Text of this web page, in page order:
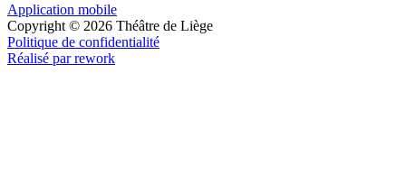
Application mobile
Copyright © 2026 Théâtre de Liège
Politique de confidentialité
Réalisé par rework